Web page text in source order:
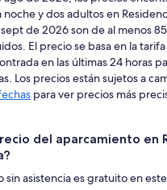
noche y dos adultos en
de 2026 son de al menos
El precio se basa en la
en las últimas 24 horas
Los precios están sujetos a
para ver precios más
del aparcamiento en
sin asistencia es gratuito en